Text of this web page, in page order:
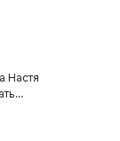
Настя